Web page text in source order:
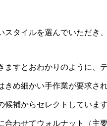
スタイルを選んでいただき
ますとおわかりのように、
きめ細かい手作業が要求され
候補からセレクトしています
合わせてウォルナット（主